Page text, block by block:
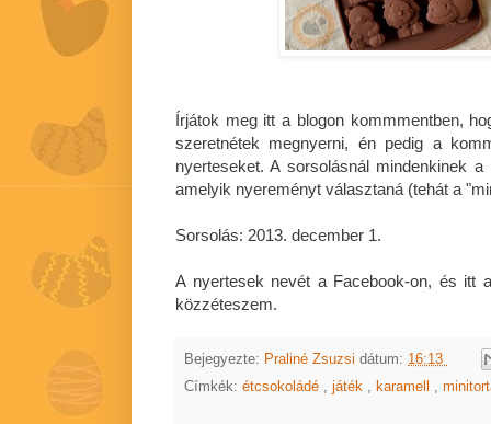
Írjátok meg itt a blogon kommmentben,
szeretnétek megnyerni, én pedig a
nyerteseket. A sorsolásnál mindenkinek
amelyik nyereményt választaná (tehát a
Sorsolás: 2013. december 1.
A nyertesek nevét a Facebook-on, és itt
közzéteszem.
Bejegyezte: Praliné Zsuzsi dátum: 16:13
Címkék: étcsokoládé , játék , karamell ,